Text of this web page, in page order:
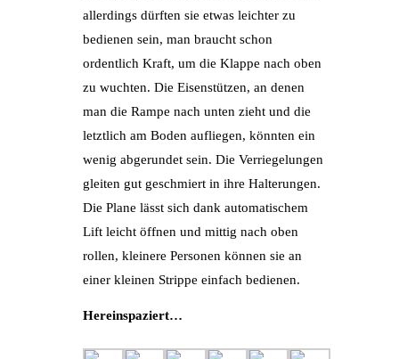
allerdings dürften sie etwas leichter zu
bedienen sein, man braucht schon
ordentlich Kraft, um die Klappe nach oben
zu wuchten. Die Eisenstützen, an denen
man die Rampe nach unten zieht und die
letztlich am Boden aufliegen, könnten ein
wenig abgerundet sein. Die Verriegelungen
gleiten gut geschmiert in ihre Halterungen.
Die Plane lässt sich dank automatischem
Lift leicht öffnen und mittig nach oben
rollen, kleinere Personen können sie an
einer kleinen Strippe einfach bedienen.
Hereinspaziert…